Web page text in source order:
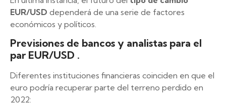
EUR/USD dependerá de una serie de factores
económicos y políticos.
Previsiones de bancos y analistas para el
par EUR/USD .
Diferentes instituciones financieras coinciden en que el
euro podría recuperar parte del terreno perdido en
2022: